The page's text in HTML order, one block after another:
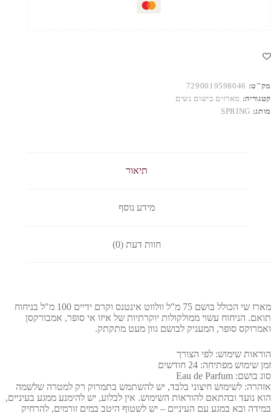
מק"ט: 7290019598046
קטגוריה: מארזים בישום נשים
מותג: SPRING
תיאור
מידע נוסף
חוות דעת (0)
מארז שי הכולל בושם 75 מ"ל וולווט אינטנס וקרם ידיים 100 מ"ל בניחוח
תואם. הניחוח עשוי ממולקולות יוקרתיות של איזו אי סופר, אמבורקסן
ואמרוקס סופר, המעניק לבושם גוון מעט מתקתק.
הוראות שימוש: לפי הצורך
זמן שימוש מפתיחה: 24 חודשים
סוג בושם: Eau de Parfum
אזהרה: לשימוש חיצוני בלבד, יש להשתמש בתמרוק רק למטרה שלשמה
הוא נועד ובהתאם להוראות השימוש. אין לבלוע, יש להימנע ממגע בעיניים,
במידה ובא במגע עם העיניים – יש לשטוף היטב במים זורמים, להרחיק